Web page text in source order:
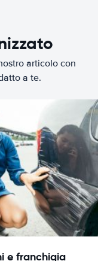
articolo con
a te.
e franchigia